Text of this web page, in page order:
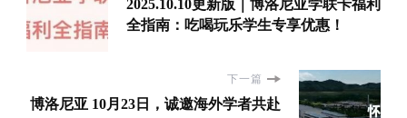
2025.10.10更新版｜博洛尼亚学联卡福利
全指南：吃喝玩乐学生专享优惠！
下一篇
博洛尼亚 10月23日，诚邀海外学者共赴